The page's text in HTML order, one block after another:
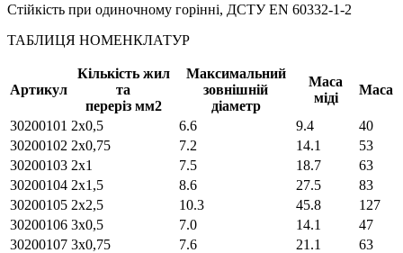
Стійкість при одиночному горінні, ДСТУ EN 60332-1-2
ТАБЛИЦЯ НОМЕНКЛАТУР
Артикул
Кількість жил
та
переріз мм2
Максимальний
зовнішній
діаметр
Маса
міді
Маса
30200101 2х0,5 6.6 9.4
40
30200102 2х0,75 7.2 14.1
53
30200103 2х1 7.5 18.7
63
30200104 2х1,5 8.6 27.5
83
30200105 2х2,5 10.3 45.8
127
30200106 3х0,5 7.0 14.1
47
30200107 3х0,75 7.6 21.1
63